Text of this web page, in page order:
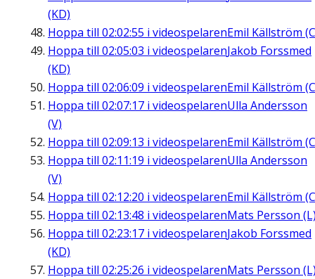
(KD)
Hoppa till 02:02:55 i videospelarenEmil Källström
Hoppa till 02:05:03 i videospelarenJakob Forssmed
(KD)
Hoppa till 02:06:09 i videospelarenEmil Källström
Hoppa till 02:07:17 i videospelarenUlla Andersson
(V)
Hoppa till 02:09:13 i videospelarenEmil Källström
Hoppa till 02:11:19 i videospelarenUlla Andersson
(V)
Hoppa till 02:12:20 i videospelarenEmil Källström
Hoppa till 02:13:48 i videospelarenMats Persson
Hoppa till 02:23:17 i videospelarenJakob Forssmed
(KD)
Hoppa till 02:25:26 i videospelarenMats Persson